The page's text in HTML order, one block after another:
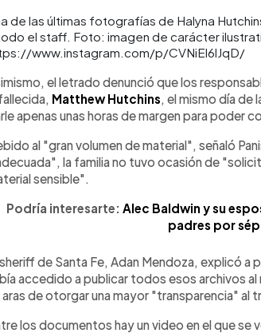
de las últimas fotografías de Halyna
el staff. Foto: imagen de carácter
www.instagram.com/p/CVNiEl6lJqD/
el letrado denunció que los
Matthew Hutchins, el mismo día de
apenas unas horas de margen para poder
al "gran volumen de material", señaló
la familia no tuvo ocasión de
sensible".
Podría interesarte: Alec Baldwin y su
padres por
de Santa Fe, Adan Mendoza, explicó a
accedido a publicar todos esos archivos
aras de otorgar una mayor "transparencia" al
los documentos hay un video en el que se